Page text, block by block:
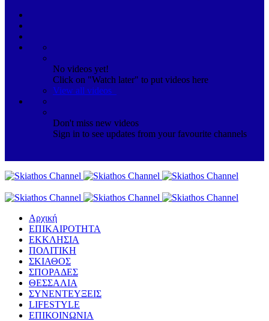
No videos yet!
Click on "Watch later" to put videos here
View all videos
Don't miss new videos
Sign in to see updates from your favourite channels
Αρχική
ΕΠΙΚΑΙΡΟΤΗΤΑ
ΕΚΚΛΗΣΙΑ
ΠΟΛΙΤΙΚΗ
ΣΚΙΑΘΟΣ
ΣΠΟΡΑΔΕΣ
ΘΕΣΣΑΛΙΑ
ΣΥΝΕΝΤΕΥΞΕΙΣ
LIFESTYLE
ΕΠΙΚΟΙΝΩΝΙΑ